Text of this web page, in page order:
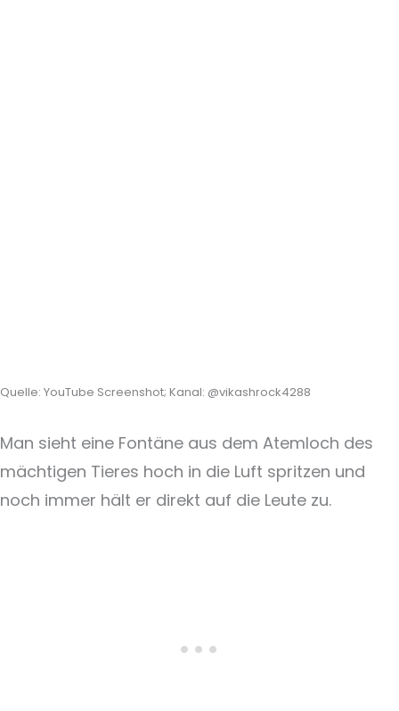
Quelle: YouTube Screenshot; Kanal: @vikashrock4288
Man sieht eine Fontäne aus dem Atemloch des
mächtigen Tieres hoch in die Luft spritzen und
noch immer hält er direkt auf die Leute zu.